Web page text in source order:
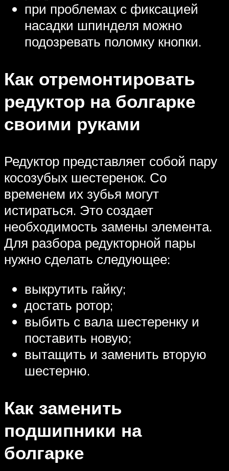
при проблемах с фиксацией
насадки шпинделя можно
подозревать поломку кнопки.
Как отремонтировать
редуктор на болгарке
своими руками
Редуктор представляет собой пару
косозубых шестеренок. Со
временем их зубья могут
истираться. Это создает
необходимость замены элемента.
Для разбора редукторной пары
нужно сделать следующее:
выкрутить гайку;
достать ротор;
выбить с вала шестеренку и
поставить новую;
вытащить и заменить вторую
шестерню.
Как заменить
подшипники на
болгарке